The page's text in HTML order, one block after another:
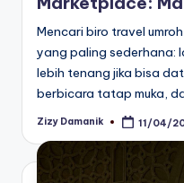
Mencari biro travel
yang paling sederhana:
lebih tenang jika bisa
berbicara tatap muka,
Posted
Zizy Damanik 11/04/